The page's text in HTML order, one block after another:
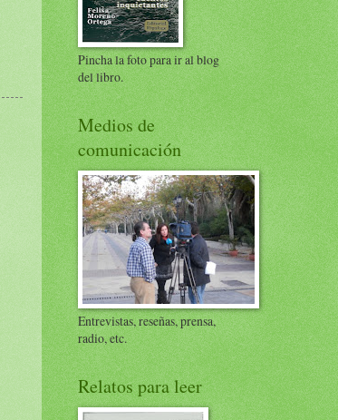
Pincha la foto para ir al blog
del libro.
Medios de
comunicación
Entrevistas, reseñas, prensa,
radio, etc.
Relatos para leer